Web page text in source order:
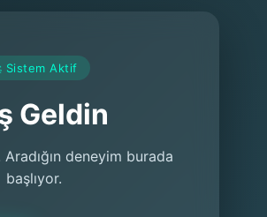
Sistem Aktif
Geldin
deneyim burada
başlıyor.